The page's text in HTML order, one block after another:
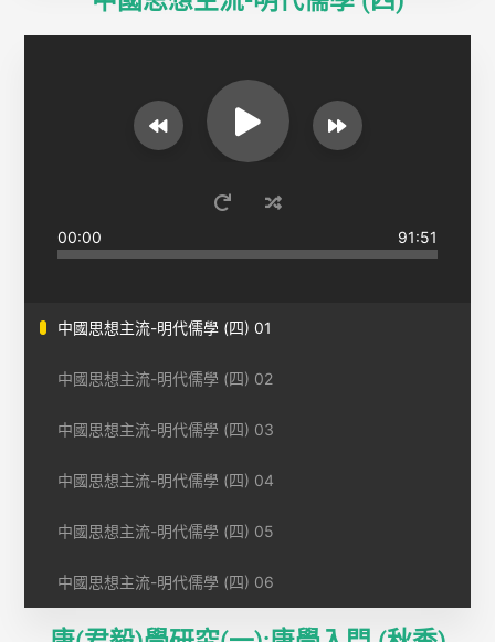
00:00 91:51
中國思想主流-明代儒學 (四) 01
中國思想主流-明代儒學 (四) 02
中國思想主流-明代儒學 (四) 03
中國思想主流-明代儒學 (四) 04
中國思想主流-明代儒學 (四) 05
中國思想主流-明代儒學 (四) 06